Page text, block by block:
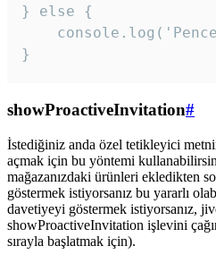
} else {
}
showProactiveInvitation#
İstediğiniz anda özel tetikleyici
açmak için bu yöntemi
mağazanızdaki ürünleri ekledikten
göstermek istiyorsanız bu yararlı
davetiyeyi göstermek istiyorsanız,
showProactiveInvitation işlevini
sırayla başlatmak için).